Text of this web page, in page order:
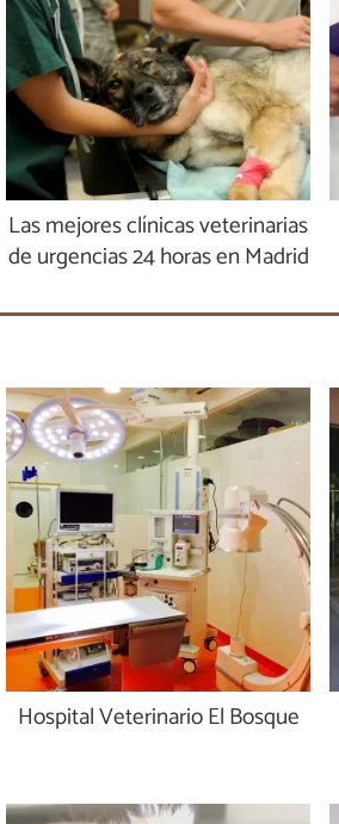
Las mejores clínicas veterinarias
de urgencias 24 horas en Madrid
Hospital Veterinario El Bosque